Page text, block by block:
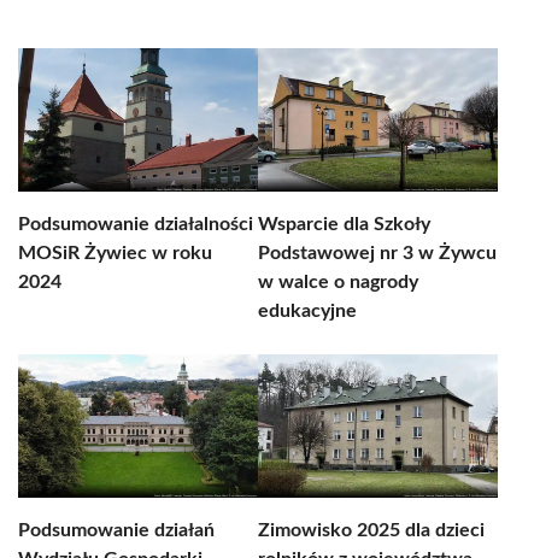
Podsumowanie działalności
MOSiR Żywiec w roku
2024
Wsparcie dla Szkoły
Podstawowej nr 3 w Żywcu
w walce o nagrody
edukacyjne
Podsumowanie działań
Zimowisko 2025 dla dzieci